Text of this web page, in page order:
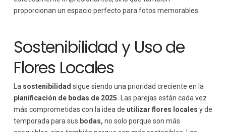
proporcionan un espacio perfecto para fotos memorables.
Sostenibilidad y Uso de
Flores Locales
La sostenibilidad sigue siendo una prioridad creciente en la
planificación de bodas de 2025. Las parejas están cada vez
más comprometidas con la idea de utilizar flores locales y de
temporada para sus bodas, no solo porque son más